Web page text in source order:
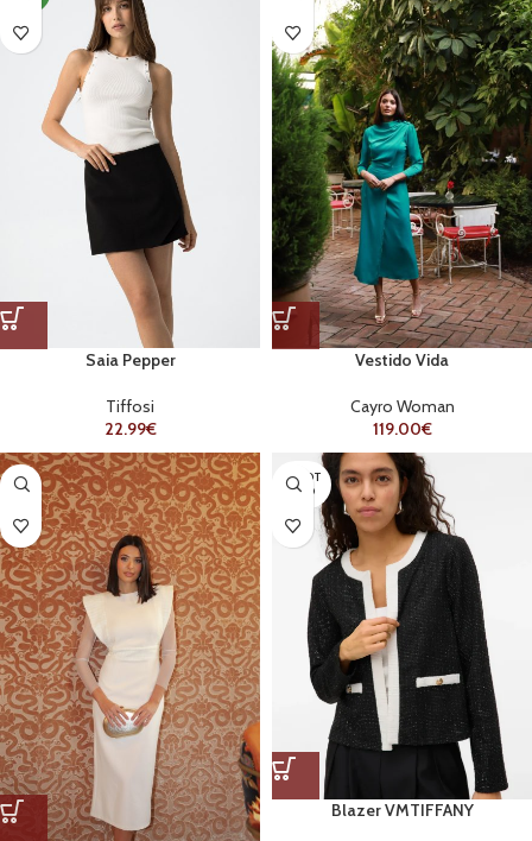
Saia Pepper
Tiffosi
22.99€
Vestido Vida
Cayro Woman
119.00€
ESGOT
ADO
Blazer VMTIFFANY